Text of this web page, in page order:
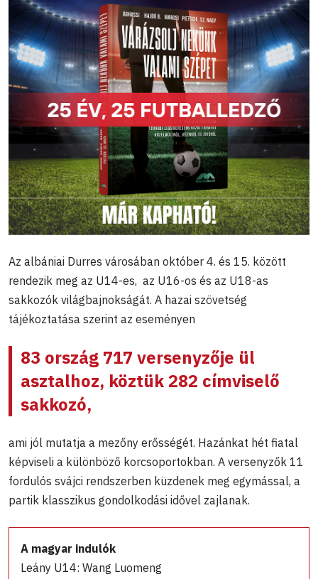
Az albániai Durres városában október 4. és 15. között
rendezik meg az U14-es, az U16-os és az U18-as
sakkozók világbajnokságát. A hazai szövetség
tájékoztatása szerint az eseményen
83 ország 717 versenyzője ül
asztalhoz, köztük 282 címviselő
sakkozó,
ami jól mutatja a mezőny erősségét. Hazánkat hét fiatal
képviseli a különböző korcsoportokban. A versenyzők 11
fordulós svájci rendszerben küzdenek meg egymással, a
partik klasszikus gondolkodási idővel zajlanak.
A magyar indulók
Leány U14: Wang Luomeng